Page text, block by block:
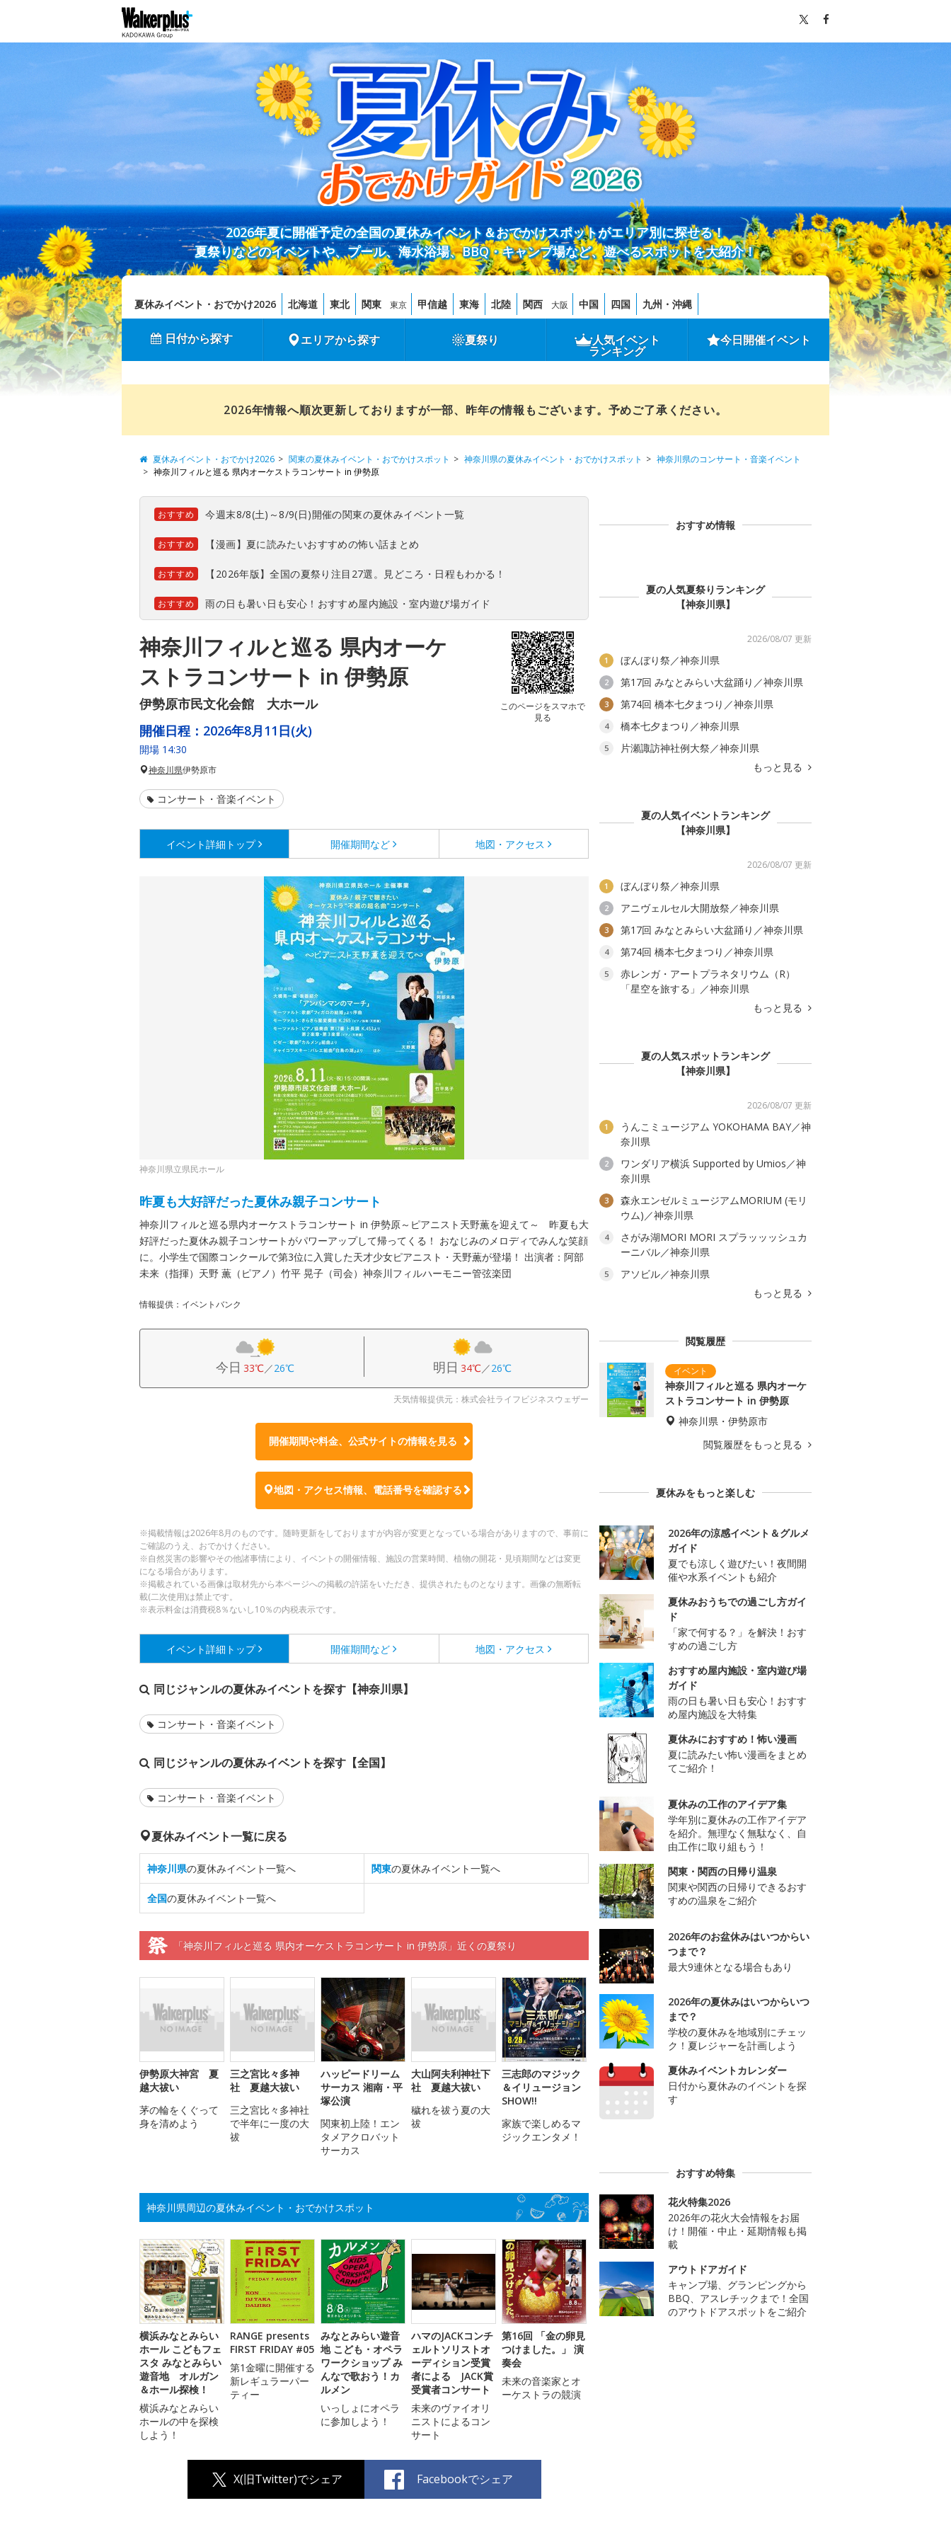
2026年夏に開催予定の全国の夏休みイベント＆おでかけスポットがエリア別に探せる！
夏祭りなどのイベントや、プール、海水浴場、BBQ・キャンプ場など、遊べるスポットを大紹介！
夏休みイベント・おでかけ2026 北海道 東北 関東 東京 甲信越 東海 北陸 関西 大阪 中国 四国 九州・沖縄
日付から探す エリアから探す 夏祭り 人気イベント
ランキング
今日開催イベント
2026年情報へ順次更新しておりますが一部、昨年の情報もございます。予めご了承ください。
夏休みイベント・おでかけ2026 関東の夏休みイベント・おでかけスポット 神奈川県の夏休みイベント・おでかけスポット
神奈川県のコンサート・音楽イベント
神奈川フィルと巡る 県内オーケストラコンサート in 伊勢原
おすすめ 今週末8/8(土)～8/9(日)開催の関東の夏休みイベント一覧
おすすめ 【漫画】夏に読みたいおすすめの怖い話まとめ
おすすめ 【2026年版】全国の夏祭り注目27選。見どころ・日程もわかる！
おすすめ 雨の日も暑い日も安心！おすすめ屋内施設・室内遊び場ガイド
神奈川フィルと巡る 県内オーケ
ストラコンサート in 伊勢原
伊勢原市民文化会館 大ホール
このページをスマホで
見る
開催日程： 2026年8月11日(火)
開場 14:30
神奈川県伊勢原市
コンサート・音楽イベント
イベント詳細 トップ 開催期間など 地図・アクセス
神奈川県立県民ホール
昨夏も大好評だった夏休み親子コンサート
神奈川フィルと巡る県内オーケストラコンサート in 伊勢原～ピアニスト天野薫を迎えて～ 昨夏も大
好評だった夏休み親子コンサートがパワーアップして帰ってくる！ おなじみのメロディでみんな笑顔
に。小学生で国際コンクールで第3位に入賞した天才少女ピアニスト・天野薫が登場！ 出演者：阿部
未来（指揮）天野 薫（ピアノ）竹平 晃子（司会）神奈川フィルハーモニー管弦楽団
情報提供：イベントバンク
今日 33℃／26℃ 明日 34℃／26℃
天気情報提供元：株式会社ライフビジネスウェザー
開催期間や料金、公式サイトの情報を見る
地図・アクセス情報、電話番号を確認する
※掲載情報は2026年8月のものです。随時更新をしておりますが内容が変更となっている場合がありますので、事前に
ご確認のうえ、おでかけください。
※自然災害の影響やその他諸事情により、イベントの開催情報、施設の営業時間、植物の開花・見頃期間などは変更
になる場合があります。
※掲載されている画像は取材先から本ページへの掲載の許諾をいただき、提供されたものとなります。画像の無断転
載(二次使用)は禁止です。
※表示料金は消費税8％ないし10％の内税表示です。
イベント詳細 トップ 開催期間など 地図・アクセス
同じジャンルの夏休みイベントを探す【神奈川県】
コンサート・音楽イベント
同じジャンルの夏休みイベントを探す【全国】
コンサート・音楽イベント
夏休みイベント一覧に戻る
神奈川県の夏休みイベント一覧へ 関東の夏休みイベント一覧へ
全国の夏休みイベント一覧へ
「神奈川フィルと巡る 県内オーケストラコンサート in 伊勢原」近くの夏祭り
伊勢原大神宮 夏
越大祓い
茅の輪をくぐって
身を清めよう
三之宮比々多神
社 夏越大祓い
三之宮比々多神社
で半年に一度の大
祓
ハッピードリーム
サーカス 湘南・平
塚公演
関東初上陸！エン
タメアクロバット
サーカス
大山阿夫利神社下
社 夏越大祓い
穢れを祓う夏の大
祓
三志郎のマジック
＆イリュージョン
SHOW!!
家族で楽しめるマ
ジックエンタメ！
神奈川県周辺の夏休みイベント・おでかけスポット
横浜みなとみらい
ホール こどもフェ
スタ みなとみらい
遊音地 オルガン
＆ホール探検！
横浜みなとみらい
ホールの中を探検
しよう！
RANGE presents
FIRST FRIDAY #05
第1金曜に開催する
新レギュラーパー
ティー
みなとみらい遊音
地 こども・オペラ
ワークショップ み
んなで歌おう！カ
ルメン
いっしょにオペラ
に参加しよう！
ハマのJACKコンチ
ェルトソリストオ
ーディション受賞
者による JACK賞
受賞者コンサート
未来のヴァイオリ
ニストによるコン
サート
第16回 「金の卵見
つけました。」 演
奏会
未来の音楽家とオ
ーケストラの競演
X(旧Twitter)でシェア Facebookでシェア
おすすめ情報
夏の人気夏祭りランキング
【神奈川県】
2026/08/07 更新
1 ぼんぼり祭／神奈川県
2 第17回 みなとみらい大盆踊り／神奈川県
3 第74回 橋本七夕まつり／神奈川県
4 橋本七夕まつり／神奈川県
5
片瀬諏訪神社例大祭／神奈川県
もっと見る
夏の人気イベントランキング
【神奈川県】
2026/08/07 更新
1 ぼんぼり祭／神奈川県
2 アニヴェルセル大開放祭／神奈川県
3 第17回 みなとみらい大盆踊り／神奈川県
4 第74回 橋本七夕まつり／神奈川県
5
赤レンガ・アートプラネタリウム（R）
「星空を旅する」／神奈川県
もっと見る
夏の人気スポットランキング
【神奈川県】
2026/08/07 更新
1
うんこミュージアム YOKOHAMA BAY／神
奈川県
2
ワンダリア横浜 Supported by Umios／神
奈川県
3
森永エンゼルミュージアムMORIUM (モリ
ウム)／神奈川県
4
さがみ湖MORI MORI スプラッッッシュカ
ーニバル／神奈川県
5
アソビル／神奈川県
もっと見る
閲覧履歴
神奈川フィルと巡る 県内オーケ
ストラコンサート in 伊勢原
神奈川県・伊勢原市
閲覧履歴をもっと見る
夏休みをもっと楽しむ
2026年の涼感イベント＆グルメ
ガイド
夏でも涼しく遊びたい！夜間開
催や水系イベントも紹介
夏休みおうちでの過ごし方ガイ
ド
「家で何する？」を解決！おす
すめの過ごし方
おすすめ屋内施設・室内遊び場
ガイド
雨の日も暑い日も安心！おすす
め屋内施設を大特集
夏休みにおすすめ！怖い漫画
夏に読みたい怖い漫画をまとめ
てご紹介！
夏休みの工作のアイデア集
学年別に夏休みの工作アイデア
を紹介。無理なく無駄なく、自
由工作に取り組もう！
関東・関西の日帰り温泉
関東や関西の日帰りできるおす
すめの温泉をご紹介
2026年のお盆休みはいつからい
つまで？
最大9連休となる場合もあり
2026年の夏休みはいつからいつ
まで？
学校の夏休みを地域別にチェッ
ク！夏レジャーを計画しよう
夏休みイベントカレンダー
日付から夏休みのイベントを探
す
おすすめ特集
花火特集2026
2026年の花火大会情報をお届
け！開催・中止・延期情報も掲
載
アウトドアガイド
キャンプ場、グランピングから
BBQ、アスレチックまで！全国
のアウトドアスポットをご紹介